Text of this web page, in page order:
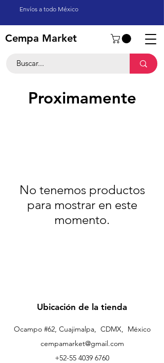
Envíos a todo México
Cempa Market
Proximamente
No tenemos productos
para mostrar en este
momento.
Ubicación de la tienda
Ocampo #62, Cuajimalpa, CDMX, México
cempamarket@gmail.com
+52-55 4039 6760